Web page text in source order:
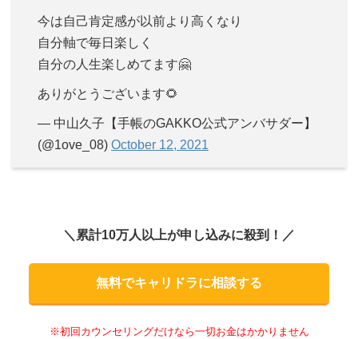
今は自己肯定感が以前より高くなり
自分軸で毎日楽しく
自分の人生楽しめてます🤗
ありがとうございます🌻
— 中山久子【手帳のGAKKO公式アンバサダー】
(@1ove_08) October 12, 2021
＼累計10万人以上が申し込みに殺到！／
無料でキャリドラに相談する
※初回カウンセリングだけなら一切お金はかかりません